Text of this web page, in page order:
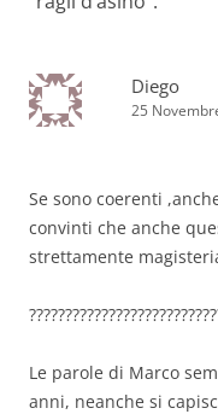
Diego
25
Se sono coerenti
convinti che anche
strettamente
Le parole di Marco
anni, neanche si